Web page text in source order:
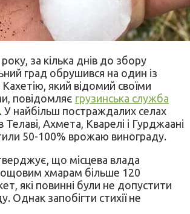
за кілька днів до збору
град обрушився на один із
– Кахетію, який відомий своїми
повідомляє грузинська служба
. У найбільш постраждалих селах
Телаві, Ахмета, Кварелі і Гурджаані
50-100% врожаю винограду.
що місцева влада
хмарам більше 120
які повинні були не допустити
Однак запобігти стихії не